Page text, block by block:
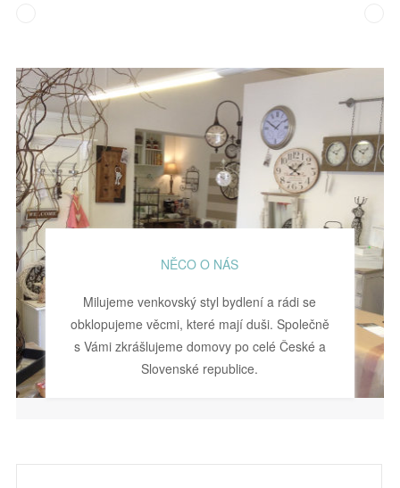
NĚCO O NÁS
Milujeme venkovský styl bydlení a rádi se
obklopujeme věcmi, které mají duši. Společně
s Vámi zkrášlujeme domovy po celé České a
Slovenské republice.